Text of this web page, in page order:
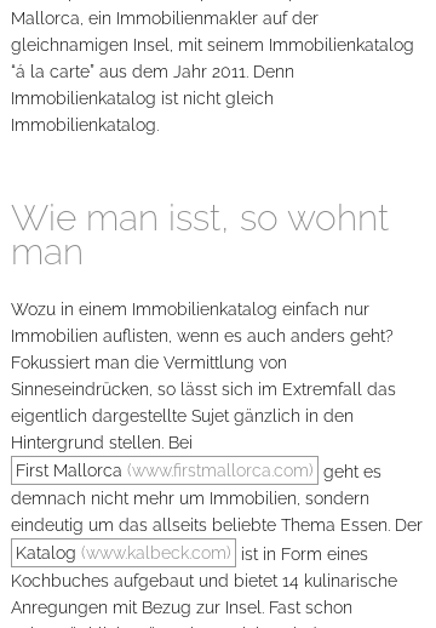
Mallorca, ein Immobilienmakler auf der
gleichnamigen Insel, mit seinem Immobilienkatalog
“á la carte” aus dem Jahr 2011. Denn
Immobilienkatalog ist nicht gleich
Immobilienkatalog.
Wie man isst, so wohnt
man
Wozu in einem Immobilienkatalog einfach nur
Immobilien auflisten, wenn es auch anders geht?
Fokussiert man die Vermittlung von
Sinneseindrücken, so lässt sich im Extremfall das
eigentlich dargestellte Sujet gänzlich in den
Hintergrund stellen. Bei
First Mallorca (www.firstmallorca.com) geht es
demnach nicht mehr um Immobilien, sondern
eindeutig um das allseits beliebte Thema Essen. Der
Katalog (www.kalbeck.com)
ist in Form eines
Kochbuches aufgebaut und bietet 14 kulinarische
Anregungen mit Bezug zur Insel. Fast schon